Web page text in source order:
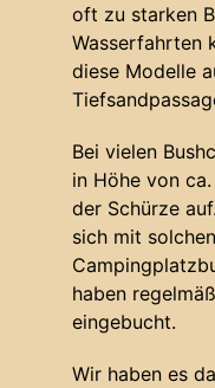
oft zu starken
Wasserfahrten
diese Modelle
Bei vielen
in Höhe von
der Schürze
sich mit
haben
eingebucht.
Wir haben es